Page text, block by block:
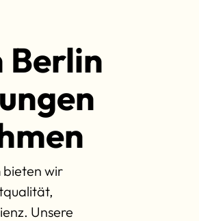
Berlin
bieten wir
Unsere